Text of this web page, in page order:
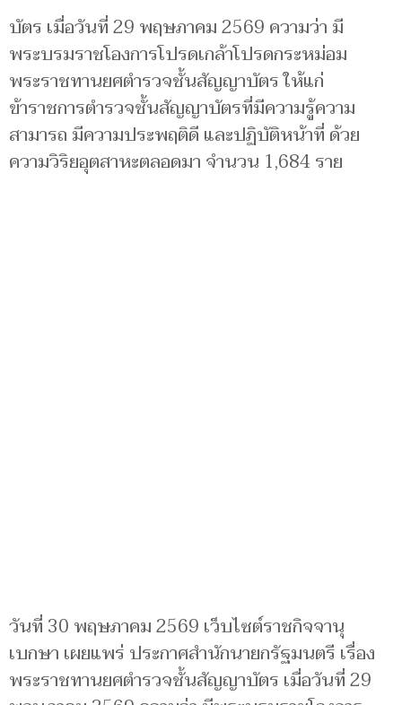
บัตร เมื่อวันที่ 29 พฤษภาคม 2569 ความว่า มี
พระบรมราชโองการโปรดเกล้าโปรดกระหม่อม
พระราชทานยศตำรวจชั้นสัญญาบัตร ให้แก่
ข้าราชการตำรวจชั้นสัญญาบัตรที่มีความรู้ความ
สามารถ มีความประพฤติดี และปฏิบัติหน้าที่ ด้วย
ความวิริยอุตสาหะตลอดมา จำนวน 1,684 ราย
วันที่ 30 พฤษภาคม 2569 เว็บไซต์ราชกิจจานุ
เบกษา เผยแพร่ ประกาศสำนักนายกรัฐมนตรี เรื่อง
พระราชทานยศตำรวจชั้นสัญญาบัตร เมื่อวันที่ 29